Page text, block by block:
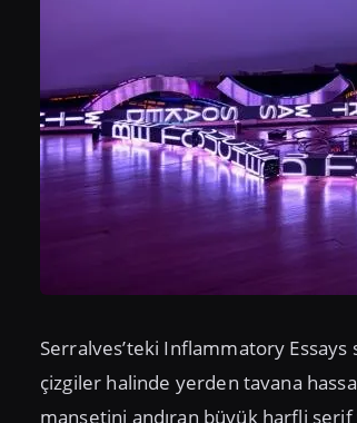
Serralves’teki Inflammatory
çizgiler halinde yerden tavana
manşetini andıran büyük harfli serif